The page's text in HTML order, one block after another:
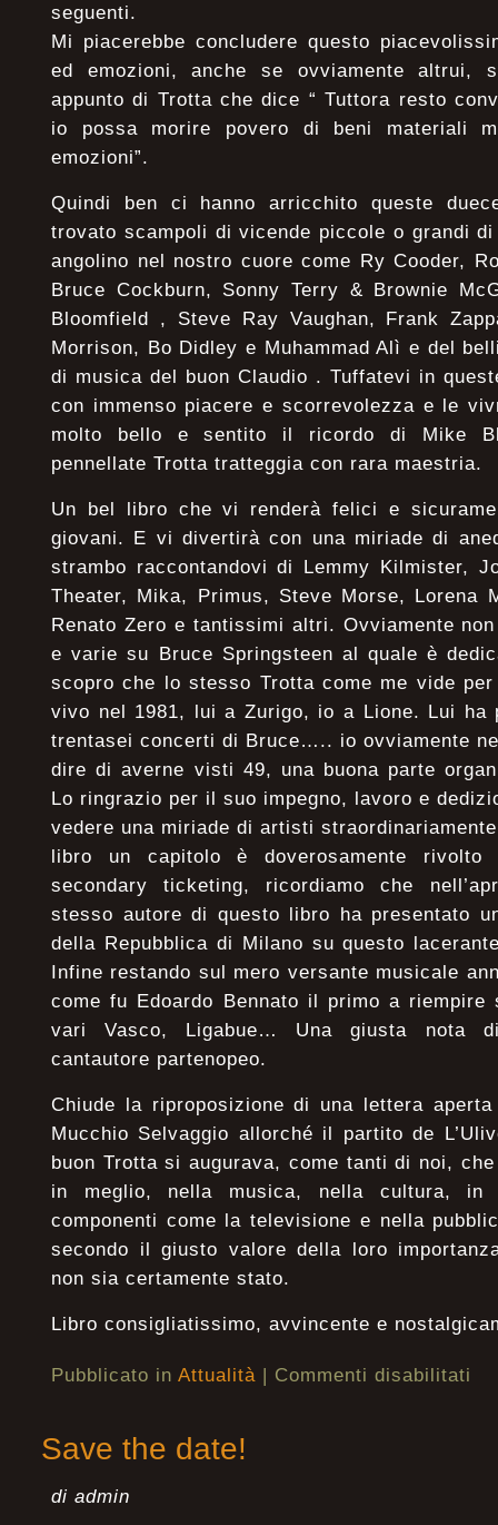
seguenti.
Mi piacerebbe concludere questo
ed emozioni, anche se ovviamente altrui,
appunto di Trotta che dice “ Tuttora resto
io possa morire povero di beni materiali
emozioni”.
Quindi ben ci hanno arricchito queste
trovato scampoli di vicende piccole o grandi
angolino nel nostro cuore come Ry Cooder,
Bruce Cockburn, Sonny Terry & Brownie
Bloomfield , Steve Ray Vaughan, Frank
Morrison, Bo Didley e Muhammad Alì e del
di musica del buon Claudio . Tuffatevi in
con immenso piacere e scorrevolezza e le
molto bello e sentito il ricordo di Mike
pennellate Trotta tratteggia con rara maestria.
Un bel libro che vi renderà felici e
giovani. E vi divertirà con una miriade di
strambo raccontandovi di Lemmy Kilmister,
Theater, Mika, Primus, Steve Morse, Lorena
Renato Zero e tantissimi altri. Ovviamente
e varie su Bruce Springsteen al quale è
scopro che lo stesso Trotta come me vide
vivo nel 1981, lui a Zurigo, io a Lione. Lui ha
trentasei concerti di Bruce….. io ovviamente
dire di averne visti 49, una buona parte
Lo ringrazio per il suo impegno, lavoro e
vedere una miriade di artisti
libro un capitolo è doverosamente
secondary ticketing, ricordiamo che
stesso autore di questo libro ha presentato
della Repubblica di Milano su questo
Infine restando sul mero versante musicale
come fu Edoardo Bennato il primo a
vari Vasco, Ligabue… Una giusta nota
cantautore partenopeo.
Chiude la riproposizione di una lettera
Mucchio Selvaggio allorché il partito de
buon Trotta si augurava, come tanti di noi,
in meglio, nella musica, nella cultura, in
componenti come la televisione e nella
secondo il giusto valore della loro
non sia certamente stato.
Libro consigliatissimo, avvincente e
Pubblicato in Attualità | Commenti disabilitati
Save the date!
di admin